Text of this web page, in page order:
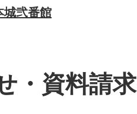
城弐番館
・資料請求